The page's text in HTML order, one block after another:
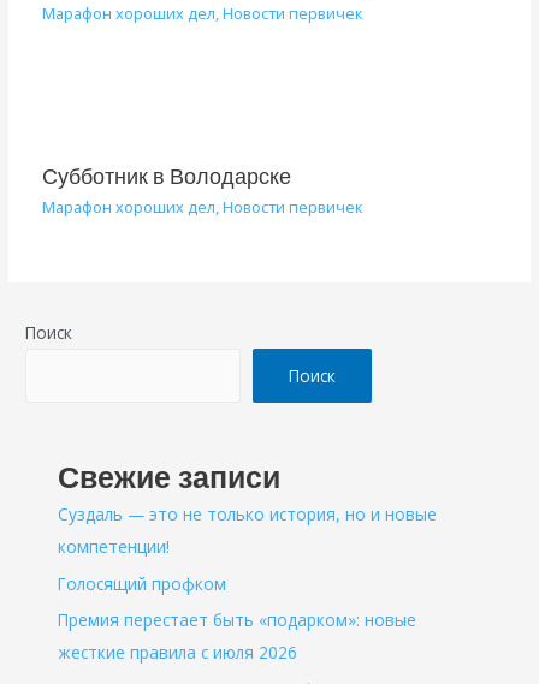
Марафон хороших дел,Новости первичек
Субботник в Володарске
Марафон хороших дел Новости первичек
Поиск
Поиск
Свежие записи
Суздаль — это не только история, но и новые
компетенции!
Голосящий профком
Премия перестает быть «подарком»: новые
жесткие правила с июля 2026